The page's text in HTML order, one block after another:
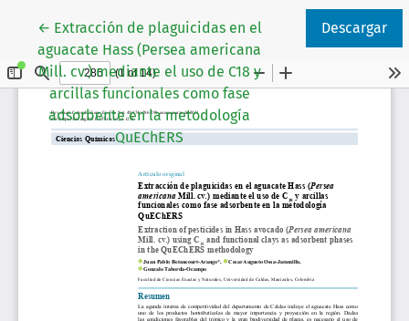
← Volver a los detalles del artículo
Extracción de plaguicidas en el
aguacate Hass (Persea americana
Mill. cv.) mediante el uso de C18 y
arcillas funcionales como fase
adsorbente en la metodología
QuEChERS
Descargar